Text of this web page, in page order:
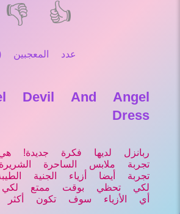
👍
👎
عدد المعجبين (67)
Devil And Angel
Dress
ربانزل لديها فكرة جديدة!
تجربة ملابس الساحرة
تجربة أيضا أزياء الجنية
لكي تحظي بوقت ممتع
أي الأزياء سوف تكون أكثر